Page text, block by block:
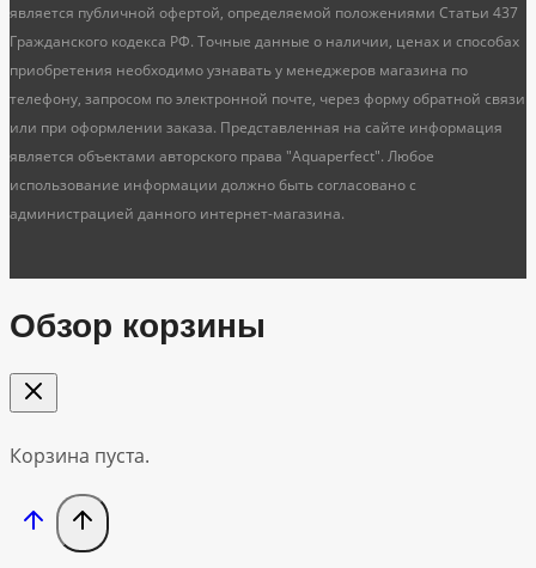
является публичной офертой, определяемой положениями Статьи 437
Гражданского кодекса РФ. Точные данные о наличии, ценах и способах
приобретения необходимо узнавать у менеджеров магазина по
телефону, запросом по электронной почте, через форму обратной связи
или при оформлении заказа. Представленная на сайте информация
является объектами авторского права "Aquaperfect". Любое
использование информации должно быть согласовано с
администрацией данного интернет-магазина.
Обзор корзины
Корзина пуста.